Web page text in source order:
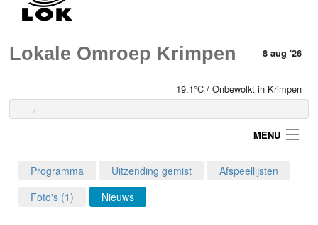
Lokale Omroep Krimpen 8 aug '26
19.1°C / Onbewolkt in Krimpen
- -
MENU
Programma Uitzending gemist
Afspeellijsten
Foto's (1)
Nieuws